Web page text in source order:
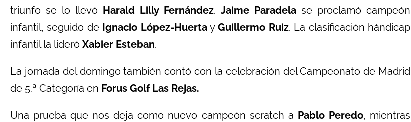
triunfo se lo llevó Harald Lilly Fernández. Jaime Paradela se proclamó campeón
infantil, seguido de Ignacio López-HuertayGuillermo Ruiz. La clasificación hándicap
infantil la lideró Xabier Esteban.
La jornada del domingo también contó con la celebración del Campeonato de Madrid
de 5.ª Categoría en Forus Golf Las Rejas.
Una prueba que nos deja como nuevo campeón scratch a Pablo Peredo, mientras